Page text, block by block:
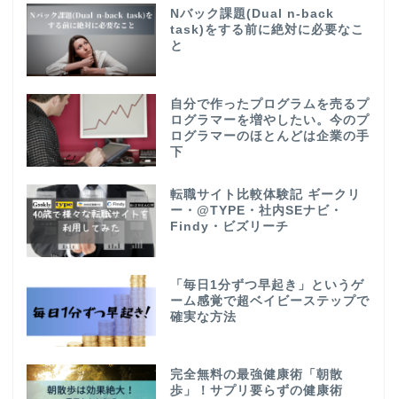
Nバック課題(Dual n-back
task)をする前に絶対に必要なこ
と
自分で作ったプログラムを売るプ
ログラマーを増やしたい。今のプ
ログラマーのほとんどは企業の手
下
転職サイト比較体験記 ギークリ
ー・@TYPE・社内SEナビ・
Findy・ビズリーチ
「毎日1分ずつ早起き」というゲ
ーム感覚で超ベイビーステップで
確実な方法
完全無料の最強健康術「朝散
歩」！サプリ要らずの健康術